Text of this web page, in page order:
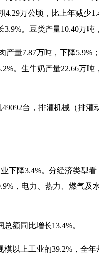
4.29万公顷，比上年减少
3.9%。豆类产量10.40万吨
产量7.87万吨，下降5.9%
。生牛奶产量22.66万吨
49092台，排灌机械（排灌
业下降3.4%。分经济类型
，电力、热力、燃气及
总额同比增长13.4%。
模以上工业的39.2% ，全